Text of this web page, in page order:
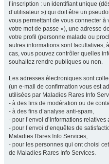
l’inscription : un identifiant unique
d’utilisateur ») qui doit être un
vous permettant de vous connecter
votre mot de passe »), une adresse
votre profil (personne malade ou
autres informations sont facultatives,
cas, vous pouvez contrôler quelles
souhaitez rendre publiques ou non.
Les adresses électroniques sont
(un e-mail de confirmation vous est
utilisées par Maladies Rares Info
- à des fins de modération ou de
- à des fins d’analyse anti-spam,
- pour l’envoi d’informations
- pour l’envoi d’enquêtes de
Maladies Rares Info Services,
- pour les personnes qui ont choisi
de Maladies Rares Info Services.